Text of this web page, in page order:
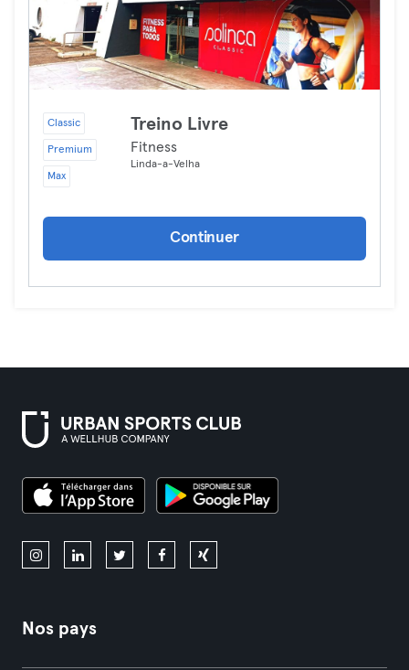
Classic
Premium
Max
Treino Livre
Fitness
Linda-a-Velha
Continuer
Nos pays